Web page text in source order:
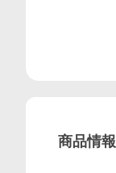
商品情報